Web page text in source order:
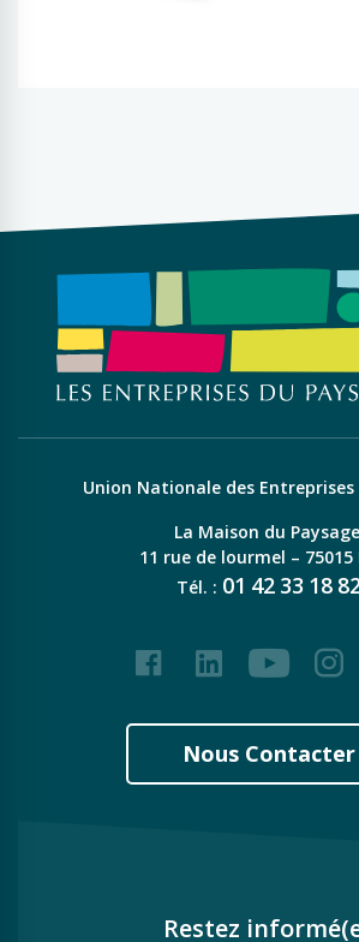
Union Nationale des Entreprises
La Maison du
11 rue de lourmel – 75015
Tél. : 01 42 33 18
FacebookLinkedInYoutube
Nous Contacter
Restez